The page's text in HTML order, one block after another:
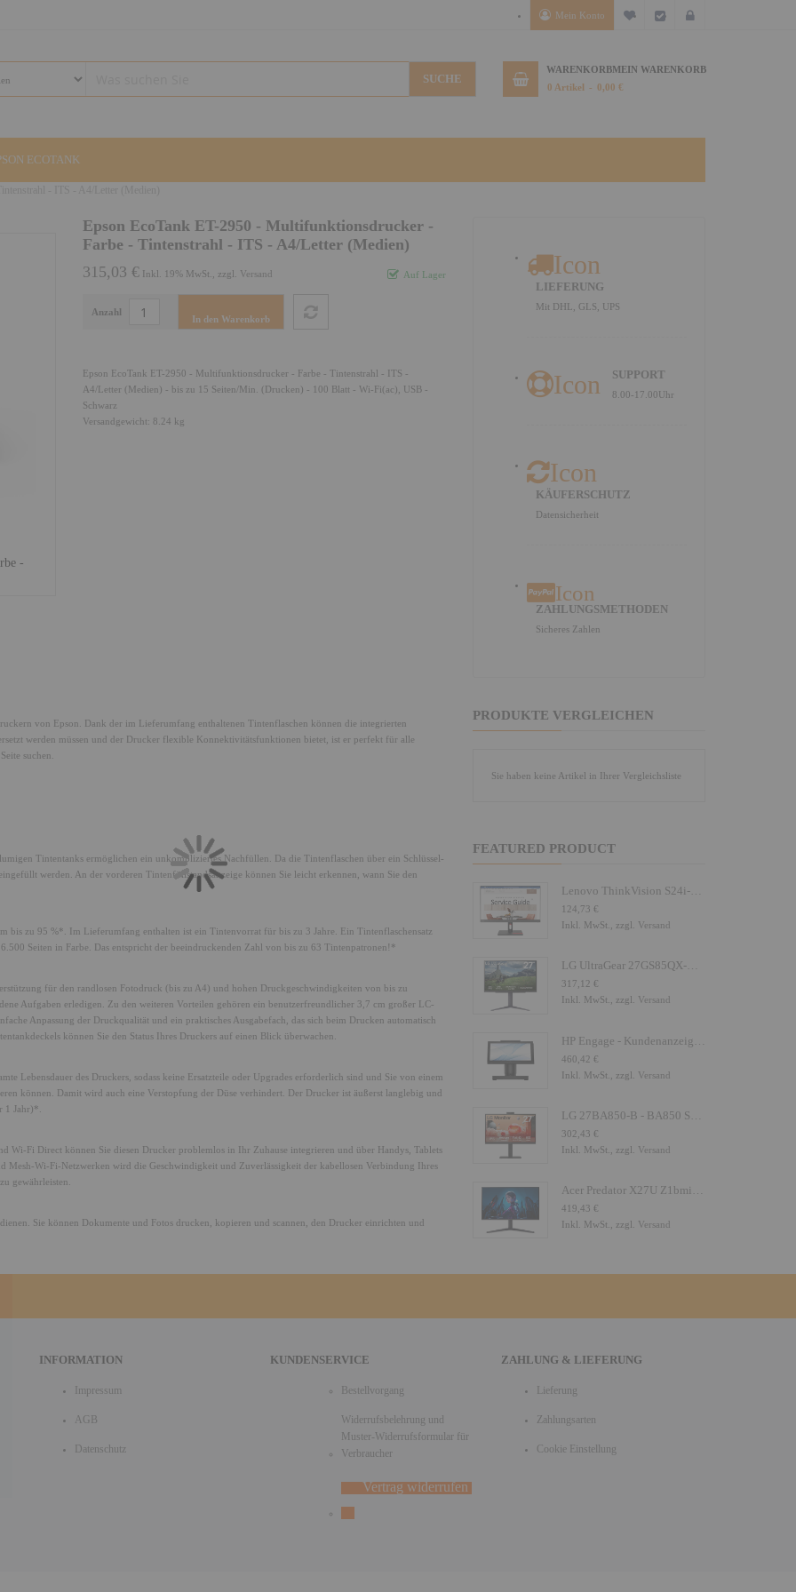
Mein Konto Mein Wunschzettel
Kasse
SUCHE
WARENKORBMEIN WARENKORB
0 Artikel 0,00 €
ECOTANK
Epson EcoTank ET-2950 - Multifunktionsdrucker -
Farbe - Tintenstrahl - ITS - A4/Letter (Medien)
Auf Lager
315,03 € Inkl. 19% MwSt., zzgl. Versand
Anzahl
In den Warenkorb
Epson EcoTank ET-2950 - Multifunktionsdrucker - Farbe - Tintenstrahl - ITS -
A4/Letter (Medien) - bis zu 15 Seiten/Min. (Drucken) - 100 Blatt - Wi-Fi(ac), USB -
Schwarz
Versandgewicht: 8.24 kg
-
von Epson. Dank der im Lieferumfang enthaltenen Tintenflaschen können die integrierten
werden müssen und der Drucker flexible Konnektivitätsfunktionen bietet, ist er perfekt für alle
suchen.
Tintentanks ermöglichen ein unkompliziertes Nachfüllen. Da die Tintenflaschen über ein Schlüssel-
werden. An der vorderen Tintenfüllstandsanzeige können Sie leicht erkennen, wann Sie den
bis zu 95 %*. Im Lieferumfang enthalten ist ein Tintenvorrat für bis zu 3 Jahre. Ein Tintenflaschensatz
Seiten in Farbe. Das entspricht der beeindruckenden Zahl von bis zu 63 Tintenpatronen!*
für den randlosen Fotodruck (bis zu A4) und hohen Druckgeschwindigkeiten von bis zu
Aufgaben erledigen. Zu den weiteren Vorteilen gehören ein benutzerfreundlicher 3,7 cm großer LC-
Anpassung der Druckqualität und ein praktisches Ausgabefach, das sich beim Drucken automatisch
können Sie den Status Ihres Druckers auf einen Blick überwachen.
Lebensdauer des Druckers, sodass keine Ersatzteile oder Upgrades erforderlich sind und Sie von einem
können. Damit wird auch eine Verstopfung der Düse verhindert. Der Drucker ist äußerst langlebig und
1 Jahr)*.
Wi-Fi Direct können Sie diesen Drucker problemlos in Ihr Zuhause integrieren und über Handys, Tablets
Mesh-Wi-Fi-Netzwerken wird die Geschwindigkeit und Zuverlässigkeit der kabellosen Verbindung Ihres
gewährleisten.
Sie können Dokumente und Fotos drucken, kopieren und scannen, den Drucker einrichten und
Icon
LIEFERUNG
Mit DHL, GLS, UPS
Icon SUPPORT
8.00-17.00Uhr
Icon
KÄUFERSCHUTZ
Datensicherheit
Icon
ZAHLUNGSMETHODEN
Sicheres Zahlen
PRODUKTE VERGLEICHEN
Sie haben keine Artikel in Ihrer Vergleichsliste
FEATURED PRODUCT
Lenovo ThinkVision S24i-30 - LED-Monitor - 61 cm (24")
124,73 €
Inkl. MwSt., zzgl.
Versand
LG UltraGear 27GS85QX-B - LED-Monitor - Gaming - 68.4 cm (27")
317,12 €
Inkl. MwSt., zzgl.
Versand
460,42 €
Inkl. MwSt., zzgl.
Versand
302,43 €
Inkl. MwSt., zzgl.
Versand
Acer Predator X27U Z1bmiiprx - X Series - OLED-Monitor - Gaming - 68.6 cm (27")
419,43 €
Inkl. MwSt., zzgl.
Versand
INFORMATION
Impressum
AGB
Datenschutz
KUNDENSERVICE
Bestellvorgang
Widerrufsbelehrung und
Muster-Widerrufsformular für
Verbraucher
Vertrag widerrufen
ZAHLUNG & LIEFERUNG
Lieferung
Zahlungsarten
Cookie Einstellung